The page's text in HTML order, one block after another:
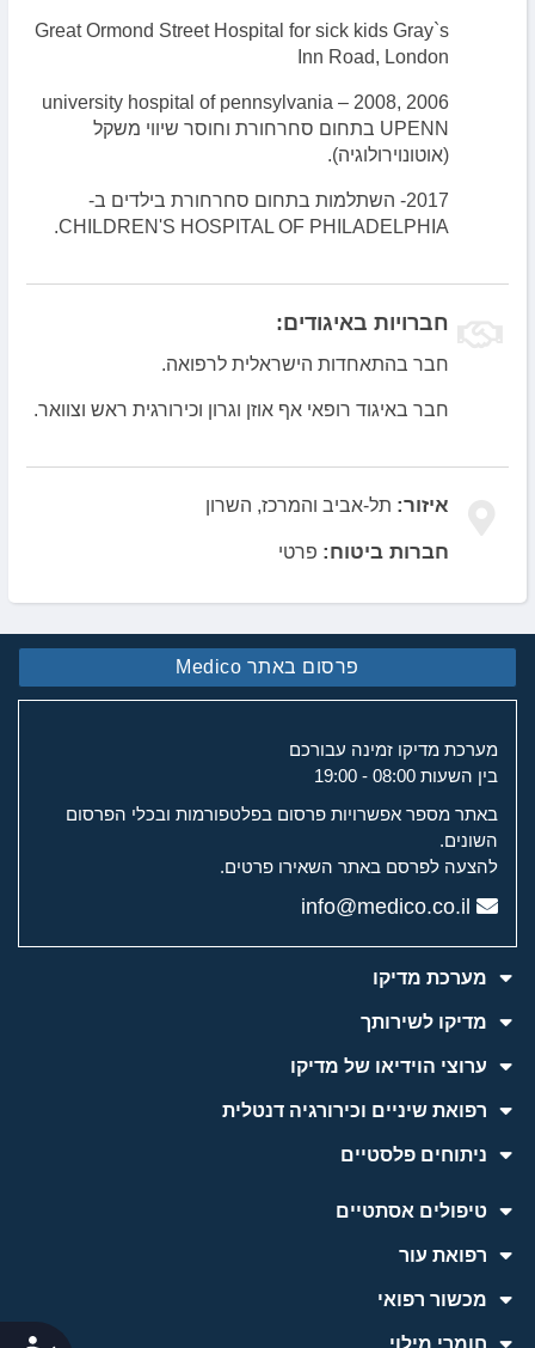
Great Ormond Street Hospital for sick kids Gray`s
Inn Road, London
2006 ,2008 – university hospital of pennsylvania
UPENN בתחום סחרחורת וחוסר שיווי משקל
(אוטונוירולוגיה).
2017- השתלמות בתחום סחרחורת בילדים ב-
CHILDREN'S HOSPITAL OF PHILADELPHIA.
חברויות באיגודים:
חבר בהתאחדות הישראלית לרפואה.
חבר באיגוד רופאי אף אוזן וגרון וכירורגית ראש וצוואר.
איזור: תל-אביב והמרכז, השרון
חברות ביטוח: פרטי
פרסום באתר Medico
מערכת מדיקו זמינה עבורכם
בין השעות 08:00 - 19:00
באתר מספר אפשרויות פרסום בפלטפורמות ובכלי הפרסום
השונים.
להצעה לפרסם באתר השאירו פרטים.
info@medico.co.il
מערכת מדיקו
מדיקו לשירותך
ערוצי הוידיאו של מדיקו
רפואת שיניים וכירורגיה דנטלית
ניתוחים פלסטיים
טיפולים אסתטיים
רפואת עור
מכשור רפואי
חומרי מילוי